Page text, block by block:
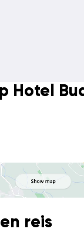
Hotel
reis